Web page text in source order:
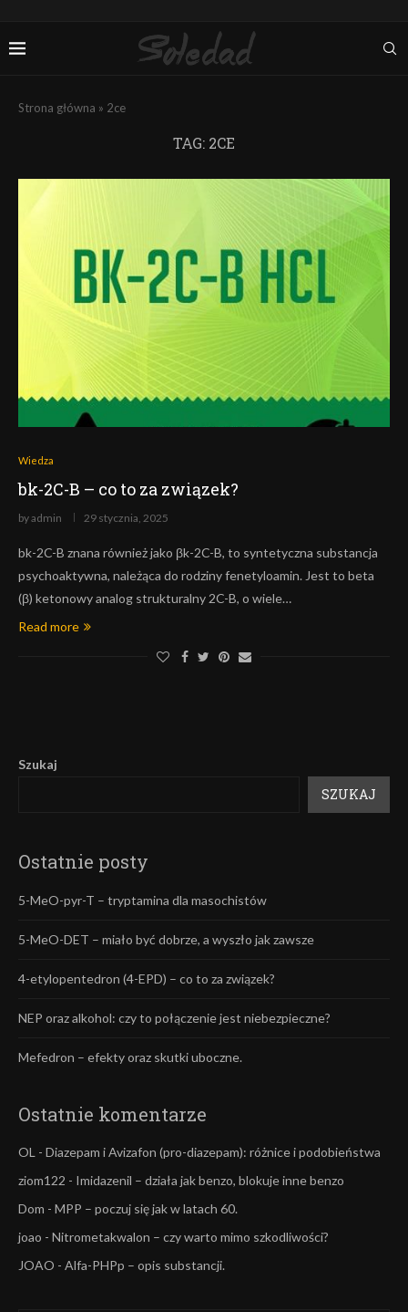
Strona główna » 2ce
TAG: 2CE
Wiedza
bk-2C-B – co to za związek?
byadmin 29 stycznia, 2025
bk-2C-B znana również jako βk-2C-B, to syntetyczna substancja
psychoaktywna, należąca do rodziny fenetyloamin. Jest to beta
(β) ketonowy analog strukturalny 2C-B, o wiele…
Read more
Szukaj
SZUKAJ
Ostatnie posty
5-MeO-pyr-T – tryptamina dla masochistów
5-MeO-DET – miało być dobrze, a wyszło jak zawsze
4-etylopentedron (4-EPD) – co to za związek?
NEP oraz alkohol: czy to połączenie jest niebezpieczne?
Mefedron – efekty oraz skutki uboczne.
Ostatnie komentarze
OL - Diazepam i Avizafon (pro-diazepam): różnice i podobieństwa
ziom122 - Imidazenil – działa jak benzo, blokuje inne benzo
Dom - MPP – poczuj się jak w latach 60.
joao - Nitrometakwalon – czy warto mimo szkodliwości?
JOAO - Alfa-PHPp – opis substancji.